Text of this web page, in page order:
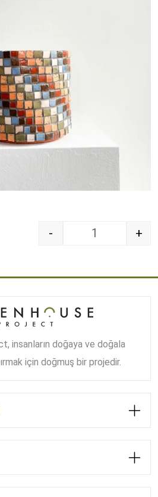
Quantity
- +
insanların doğaya ve doğala
için doğmuş bir projedir.